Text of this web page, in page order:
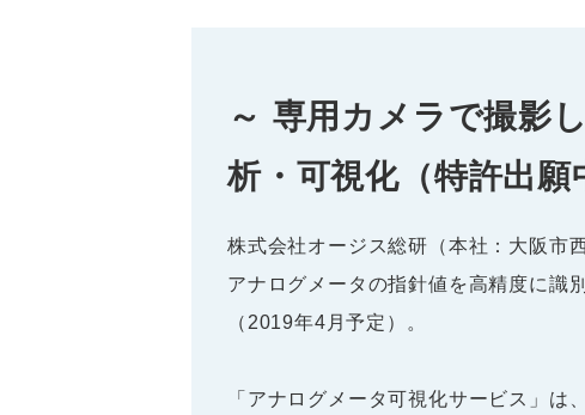
～ 専用カメラで撮影
析・可視化（特許出
株式会社オージス総研（本社：大阪市
アナログメータの指針値を高精度に識
（2019年4月予定）。
「アナログメータ可視化サービス」